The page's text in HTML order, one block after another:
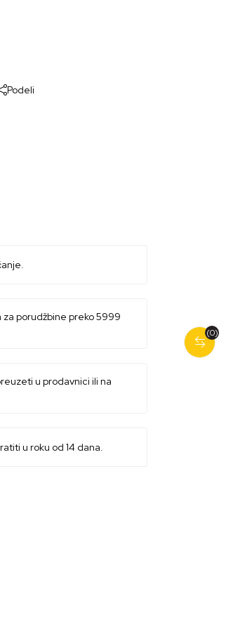
Podeli
(0)
porudžbine preko 5999
u prodavnici ili na
u roku od 14 dana.